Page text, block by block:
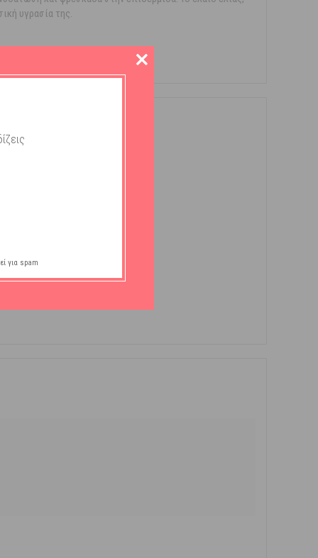
υγρασία της.
για spam